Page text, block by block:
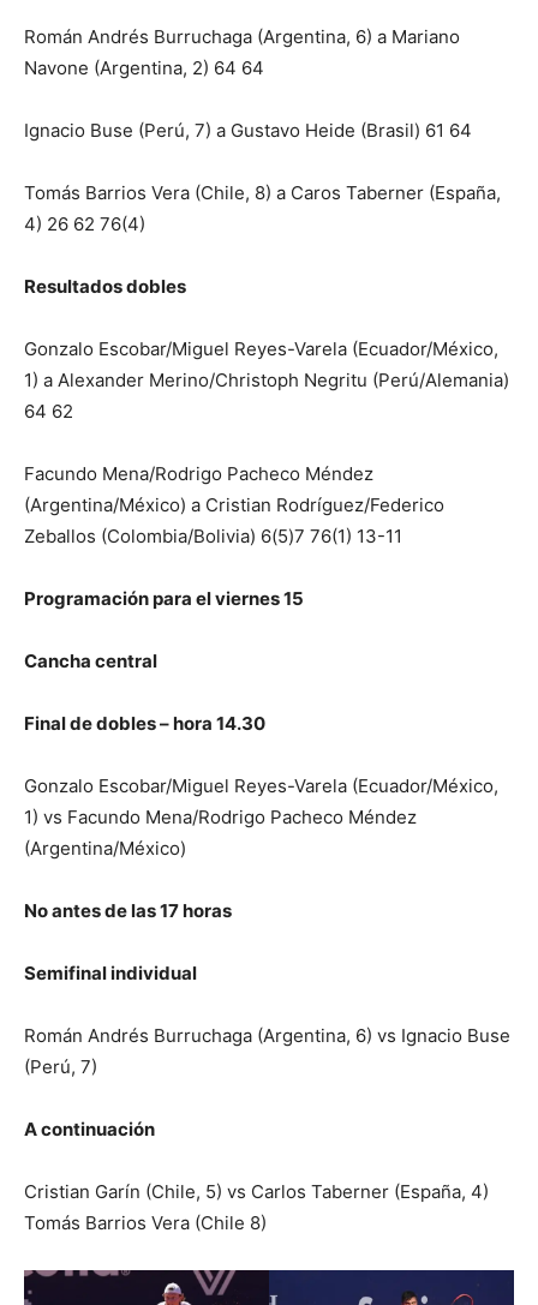
Román Andrés Burruchaga (Argentina, 6) a Mariano
Navone (Argentina, 2) 64 64
Ignacio Buse (Perú, 7) a Gustavo Heide (Brasil) 61 64
Tomás Barrios Vera (Chile, 8) a Caros Taberner (España,
4) 26 62 76(4)
Resultados dobles
Gonzalo Escobar/Miguel Reyes-Varela (Ecuador/México,
1) a Alexander Merino/Christoph Negritu (Perú/Alemania)
64 62
Facundo Mena/Rodrigo Pacheco Méndez
(Argentina/México) a Cristian Rodríguez/Federico
Zeballos (Colombia/Bolivia) 6(5)7 76(1) 13-11
Programación para el viernes 15
Cancha central
Final de dobles – hora 14.30
Gonzalo Escobar/Miguel Reyes-Varela (Ecuador/México,
1) vs Facundo Mena/Rodrigo Pacheco Méndez
(Argentina/México)
No antes de las 17 horas
Semifinal individual
Román Andrés Burruchaga (Argentina, 6) vs Ignacio Buse
(Perú, 7)
A continuación
Cristian Garín (Chile, 5) vs Carlos Taberner (España, 4)
Tomás Barrios Vera (Chile 8)